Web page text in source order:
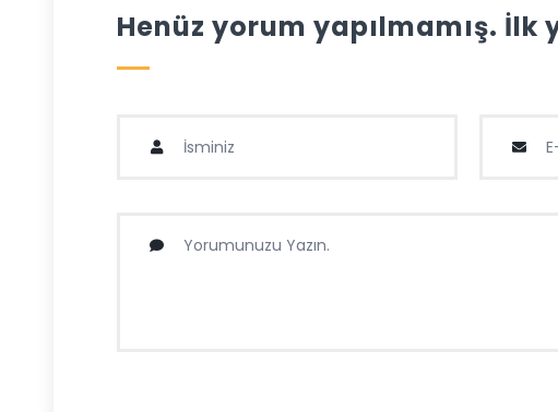
Henüz yorum yapılmamış. İlk